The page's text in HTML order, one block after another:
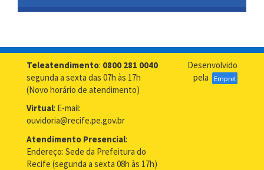
Teleatendimento: 0800 281 0040
segunda a sexta das 07h às 17h
(Novo horário de atendimento)
Virtual: E-mail:
ouvidoria@recife.pe.gov.br
Atendimento Presencial:
Endereço: Sede da Prefeitura do
Recife (segunda a sexta 08h às 17h)
Desenvolvido
pela
Emprel